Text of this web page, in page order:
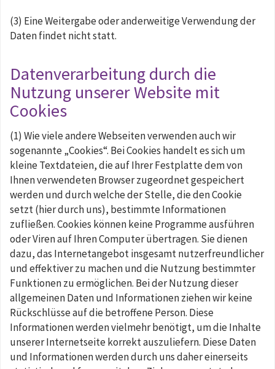
(3) Eine Weitergabe oder anderweitige Verwendung der
Daten findet nicht statt.
Datenverarbeitung durch die
Nutzung unserer Website mit
Cookies
(1) Wie viele andere Webseiten verwenden auch wir
sogenannte „Cookies“. Bei Cookies handelt es sich um
kleine Textdateien, die auf Ihrer Festplatte dem von
Ihnen verwendeten Browser zugeordnet gespeichert
werden und durch welche der Stelle, die den Cookie
setzt (hier durch uns), bestimmte Informationen
zufließen. Cookies können keine Programme ausführen
oder Viren auf Ihren Computer übertragen. Sie dienen
dazu, das Internetangebot insgesamt nutzerfreundlicher
und effektiver zu machen und die Nutzung bestimmter
Funktionen zu ermöglichen. Bei der Nutzung dieser
allgemeinen Daten und Informationen ziehen wir keine
Rückschlüsse auf die betroffene Person. Diese
Informationen werden vielmehr benötigt, um die Inhalte
unserer Internetseite korrekt auszuliefern. Diese Daten
und Informationen werden durch uns daher einerseits